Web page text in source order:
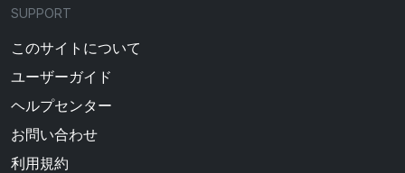
SUPPORT
このサイトについて
ユーザーガイド
ヘルプセンター
お問い合わせ
利用規約